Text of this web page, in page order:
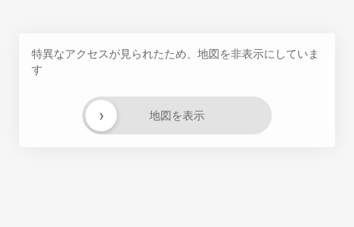
特異なアクセスが見られたため、地図を非表示にしていま
す
地図を表示
›